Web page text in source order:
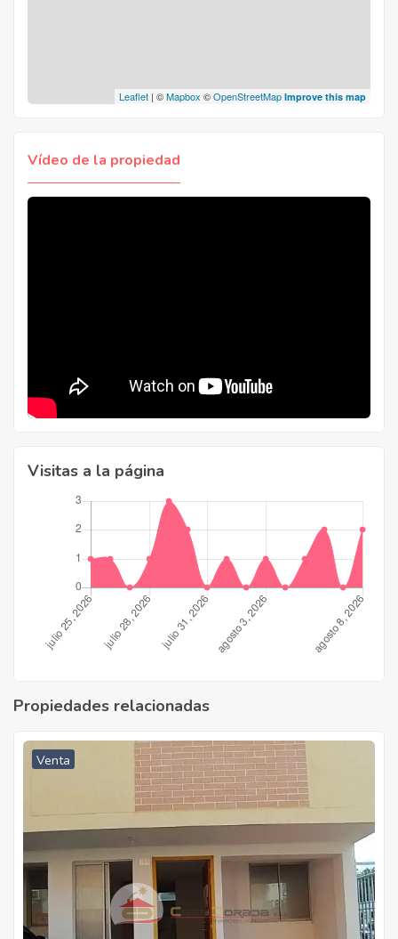
Leaflet | ©Mapbox ©OpenStreetMap Improve this map
Vídeo de la propiedad
Visitas a la página
Propiedades relacionadas
Venta